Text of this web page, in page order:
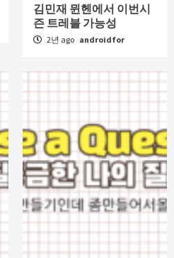
김민재 뮌헨에서 이번시
즌 트레블 가능성
2년 ago androidfor